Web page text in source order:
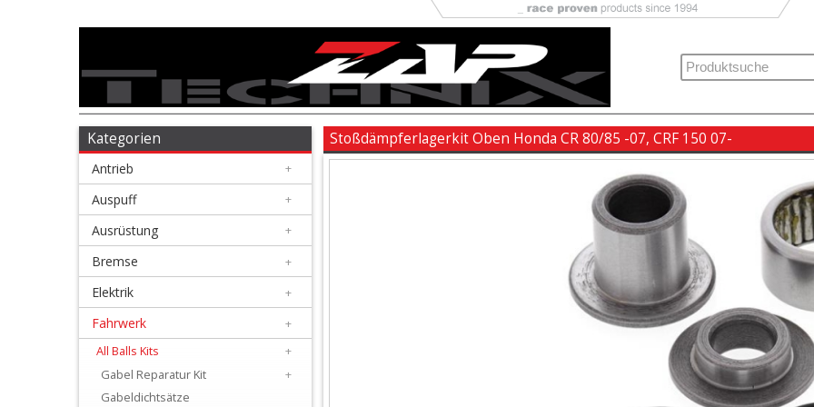
Antrieb
Auspuff
Ausrüstung
Bremse
Elektrik
Fahrwerk
Kategorien
Antrieb +
Auspuff +
Ausrüstung +
Bremse +
Elektrik +
Fahrwerk
+
All Balls Kits
+
Gabel Reparatur Kit
+
Gabeldichtsätze
Stoßdämpferlagerkit Oben Honda CR 80/85 -07, CRF 150 07-